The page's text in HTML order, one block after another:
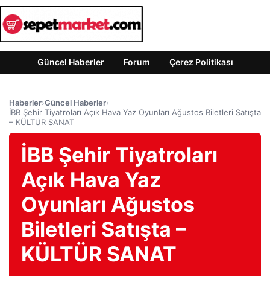
Güncel Haberler Forum Çerez Politikası
Haberler›Güncel Haberler›
İBB Şehir Tiyatroları Açık Hava Yaz Oyunları Ağustos Biletleri Satışta
– KÜLTÜR SANAT
İBB Şehir Tiyatroları
Açık Hava Yaz
Oyunları Ağustos
Biletleri Satışta –
KÜLTÜR SANAT